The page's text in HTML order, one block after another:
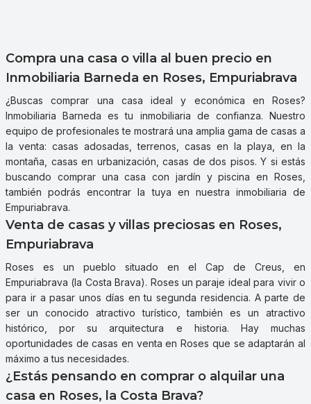
Compra una casa o villa al buen precio en
Inmobiliaria Barneda en Roses, Empuriabrava
¿Buscas comprar una casa ideal y económica en Roses?
Inmobiliaria Barneda es tu inmobiliaria de confianza. Nuestro
equipo de profesionales te mostrará una amplia gama de casas a
la venta: casas adosadas, terrenos, casas en la playa, en la
montaña, casas en urbanización, casas de dos pisos. Y si estás
buscando comprar una casa con jardín y piscina en Roses,
también podrás encontrar la tuya en nuestra inmobiliaria de
Empuriabrava.
Venta de casas y villas preciosas en Roses,
Empuriabrava
Roses es un pueblo situado en el Cap de Creus, en
Empuriabrava (la Costa Brava). Roses un paraje ideal para vivir o
para ir a pasar unos días en tu segunda residencia. A parte de
ser un conocido atractivo turístico, también es un atractivo
histórico, por su arquitectura e historia. Hay muchas
oportunidades de casas en venta en Roses que se adaptarán al
máximo a tus necesidades.
¿Estás pensando en comprar o alquilar una
casa en Roses, la Costa Brava?